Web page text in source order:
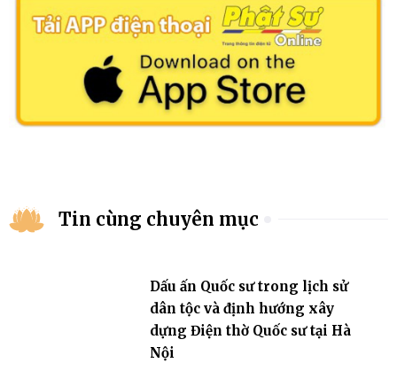
Tin cùng chuyên mục
Dấu ấn Quốc sư trong lịch sử
dân tộc và định hướng xây
dựng Điện thờ Quốc sư tại Hà
Nội